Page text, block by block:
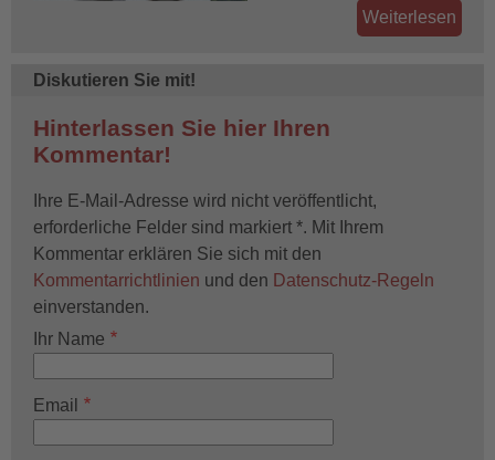
Weiterlesen
Diskutieren Sie mit!
Hinterlassen Sie hier Ihren
Kommentar!
Ihre E-Mail-Adresse wird nicht veröffentlicht,
erforderliche Felder sind markiert *. Mit Ihrem
Kommentar erklären Sie sich mit den
Kommentarrichtlinien und den Datenschutz-Regeln
einverstanden.
Ihr Name
Email